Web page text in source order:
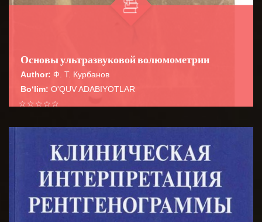
Основы ультразвуковой волюмометрии
Author: Ф. Т. Курбанов
Bo‘lim: O'QUV ADABIYOTLAR
☆
☆
☆
☆
☆
В руководстве систематизированы
волюмометрические расчеты в практической
ультразвуковой диагностике, необходимые для пов...
BATAFSIL...